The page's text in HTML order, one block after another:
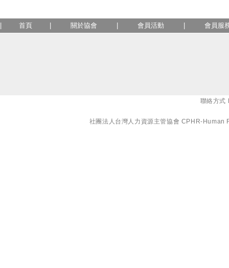
首頁 關於協會 會員活動 會員服
聯絡方式
社團法人台灣人力資源主管協會 CPHR-